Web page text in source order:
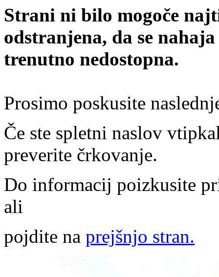
Strani ni bilo mogoče
odstranjena, da se
trenutno nedostopna.
Prosimo poskusite
Če ste spletni naslov
preverite črkovanje.
Do informacij poizkusite
ali
pojdite na prejšnjo stran.